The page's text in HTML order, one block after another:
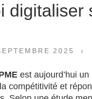
digitaliser
2025
est aujourd’hui
compétitivité et